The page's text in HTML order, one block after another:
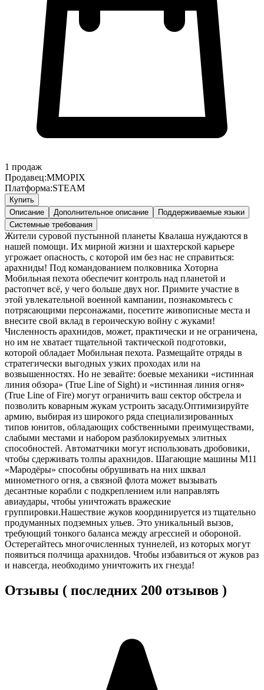
1 продаж
Продавец:MMOPIX
Платформа:STEAM
Купить
Описание
Дополнительное описание
Поддерживаемые языки
Системные требования
Жители суровой пустынной планеты Квалаша нуждаются в
нашей помощи. Их мирной жизни и шахтерской карьере
угрожает опасность, с которой им без нас не справиться:
арахниды! Под командованием полковника Хоторна
Мобильная пехота обеспечит контроль над планетой и
растопчет всё, у чего больше двух ног. Примите участие в
этой увлекательной военной кампании, познакомьтесь с
потрясающими персонажами, посетите живописные места и
внесите свой вклад в героическую войну с жуками!
Численность арахнидов, может, практически и не ограничена,
но им не хватает тщательной тактической подготовки,
которой обладает Мобильная пехота. Размещайте отряды в
стратегически выгодных узких проходах или на
возвышенностях. Но не зевайте: боевые механики «истинная
линия обзора» (True Line of Sight) и «истинная линия огня»
(True Line of Fire) могут ограничить ваш сектор обстрела и
позволить коварным жукам устроить засаду.Оптимизируйте
армию, выбирая из широкого ряда специализированных
типов юнитов, обладающих собственными преимуществами,
слабыми местами и набором разблокируемых элитных
способностей. Автоматчики могут использовать дробовики,
чтобы сдерживать толпы арахнидов. Шагающие машины M11
«Мародёры» способны обрушивать на них шквал
минометного огня, а связной флота может вызывать
десантные корабли с подкреплением или направлять
авиаудары, чтобы уничтожать вражеские
группировки.Нашествие жуков координируется из тщательно
продуманных подземных ульев. Это уникальный вызов,
требующий тонкого баланса между агрессией и обороной.
Остерегайтесь многочисленных туннелей, из которых могут
появиться полчища арахнидов. Чтобы избавиться от жуков раз
и навсегда, необходимо уничтожить их гнезда!
Отзывы ( последних 200 отзывов )